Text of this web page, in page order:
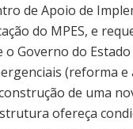
de Apoio de
do MPES, e
o Governo do
(reforma e
de uma
ofereça